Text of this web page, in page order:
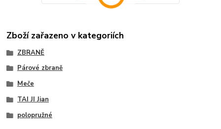
Zboží zařazeno v kategoriích
ZBRANĚ
Párové zbraně
Meče
TAI JI Jian
polopružné